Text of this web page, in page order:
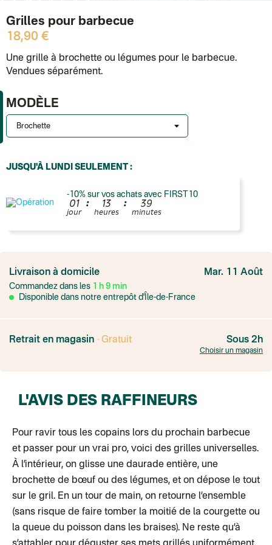
Grilles pour barbecue
18,90 €
Une grille à brochette ou légumes pour le barbecue.
Vendues séparément.
MODÈLE
JUSQU'À LUNDI SEULEMENT :
-10% sur vos achats avec FIRST10
01
jour
: 13
heures
: 39
minutes
Colissimo suivi
Point relais rapide
Transport Express
Lettre prioritaire
Livraison TNT (expédition par Salty design )
Point relais Express (commerçant ou bureau de poste) : Point
Point relais Standard
Colissimo suivi (expédition partenaire)
Colissimo suivi (envoi partenaire)
Test dropshipping
Colissimo suivi (expédition Soundivine)
Colissimo suivi (expédition Juste un arbre)
Colissimo suivi (expédition Cheer Moda)
Lettre suivie (expédition Merci Maman)
Colissimo suivi (expédition June & Jane)
Colissimo suivi (expédition Les Fils)
Livraison à domicile Mar. 11 Août
Commandez dans les 1 h 9 min
Disponible dans notre entrepôt d'Île-de-France
Retrait en magasin · Gratuit Sous 2h
Choisir un magasin
L'AVIS DES RAFFINEURS
Pour ravir tous les copains lors du prochain barbecue
et passer pour un vrai pro, voici des grilles universelles.
À l’intérieur, on glisse une daurade entière, une
brochette de bœuf ou des légumes, et on dépose le tout
sur le gril. En un tour de main, on retourne l’ensemble
(sans risque de faire tomber la moitié de la courgette ou
la queue du poisson dans les braises). Ne reste qu’à